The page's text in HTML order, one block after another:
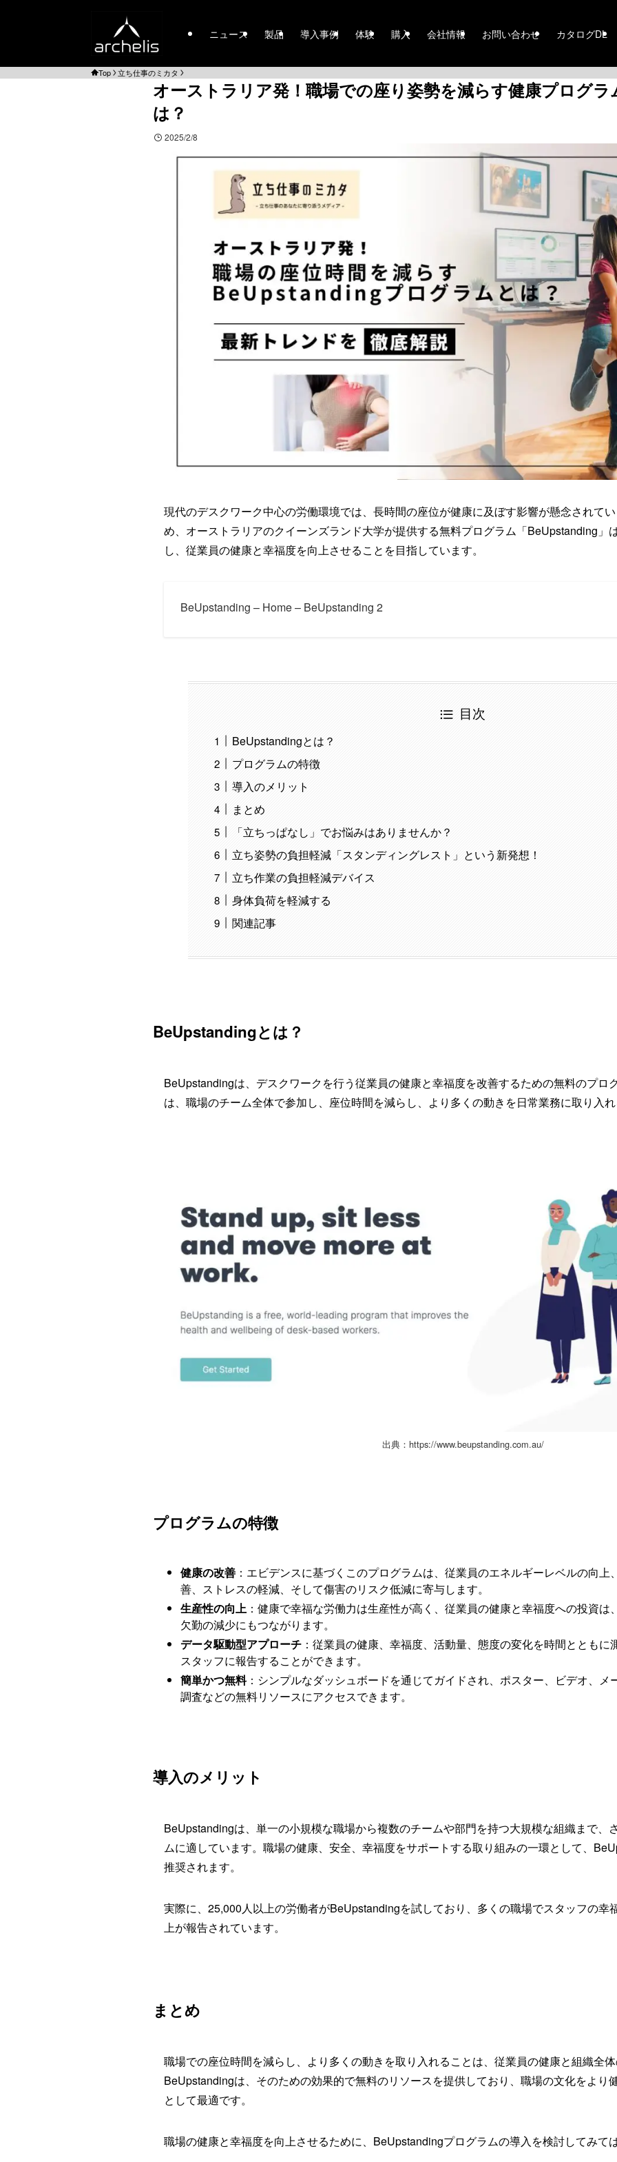
ニュース 製品 導入事例 体験 購入 会社情報 お問い合わせ カタログDL
Top 立ち仕事のミカタ
オーストラリア発！職場での座り姿勢を減らす健康プログ
は？
2025/2/8
現代のデスクワーク中心の労働環境では、長時間の座位が健康に及ぼす影響が懸念されて
め、オーストラリアのクイーンズランド大学が提供する無料プログラム「BeUpstanding」
し、従業員の健康と幸福度を向上させることを目指しています。
BeUpstanding – Home – BeUpstanding 2
目次
BeUpstandingとは？
プログラムの特徴
導入のメリット
まとめ
「立ちっぱなし」でお悩みはありませんか？
立ち姿勢の負担軽減「スタンディングレスト」という新発想！
立ち作業の負担軽減デバイス
身体負荷を軽減する
関連記事
BeUpstandingとは？
BeUpstandingは、デスクワークを行う従業員の健康と幸福度を改善するための無料のプロ
は、職場のチーム全体で参加し、座位時間を減らし、より多くの動きを日常業務に取り入れ
出典：https://www.beupstanding.com.au/
プログラムの特徴
健康の改善 ：エビデンスに基づくこのプログラムは、従業員のエネルギーレベルの向上
善、ストレスの軽減、そして傷害のリスク低減に寄与します。
生産性の向上 ：健康で幸福な労働力は生産性が高く、従業員の健康と幸福度への投資
欠勤の減少にもつながります。
データ駆動型アプローチ ：従業員の健康、幸福度、活動量、態度の変化を時間ととも
スタッフに報告することができます。
簡単かつ無料：シンプルなダッシュボードを通じてガイドされ、ポスター、ビデオ、メ
調査などの無料リソースにアクセスできます。
導入のメリット
BeUpstandingは、単一の小規模な職場から複数のチームや部門を持つ大規模な組織まで、
ムに適しています。職場の健康、安全、幸福度をサポートする取り組みの一環として、
推奨されます。
実際に、25,000人以上の労働者がBeUpstandingを試しており、多くの職場でスタッフの幸
上が報告されています。
まとめ
職場での座位時間を減らし、より多くの動きを取り入れることは、従業員の健康と組織全体
BeUpstandingは、そのための効果的で無料のリソースを提供しており、職場の文化をより
として最適です。
職場の健康と幸福度を向上させるために、BeUpstandingプログラムの導入を検討してみて